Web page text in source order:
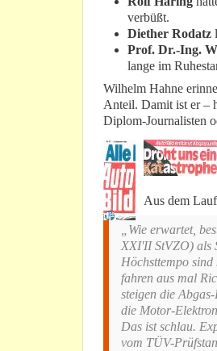
verbüßt.
Diether Rodatz
Prof. Dr.-Ing.
lange im
Wilhelm Hahne
Anteil. Damit ist er –
Diplom-Journalisten
Aus dem
„Wie erwartet,
XXI'II StVZO) als
Höchsttempo sind
fahren aus mal
steigen die
die Motor-
Das ist schlau.
vom TÜV-